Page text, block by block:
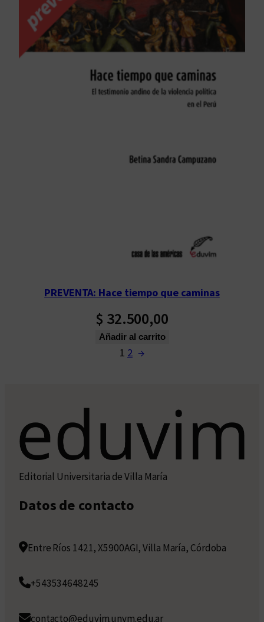
PREVENTA: Hace tiempo que caminas
$ 32.500,00
Añadir al carrito
1 2 →
Editorial Universitaria de Villa María
Datos de contacto
Entre Ríos 1421, X5900AGI, Villa María, Córdoba
+543534648245
contacto@eduvim.unvm.edu.ar